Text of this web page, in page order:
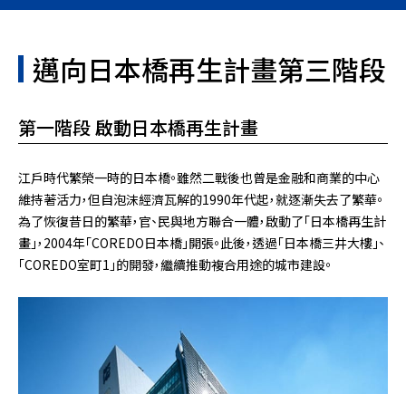
邁向日本橋再生計畫第三階段
第一階段 啟動日本橋再生計畫
江戶時代繁榮一時的日本橋。雖然二戰後也曾是金融和商業的中心
維持著活力，但自泡沫經濟瓦解的1990年代起，就逐漸失去了繁華。
為了恢復昔日的繁華，官、民與地方聯合一體，啟動了「日本橋再生計
畫」，2004年「COREDO日本橋」開張。此後，透過「日本橋三井大樓」、
「COREDO室町1」的開發，繼續推動複合用途的城市建設。